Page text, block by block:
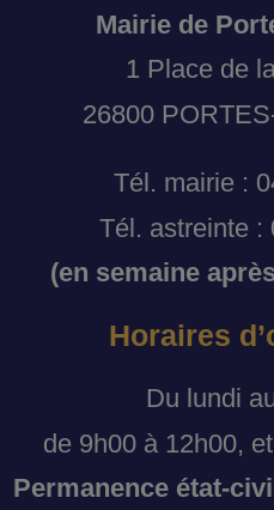
Mairie de
1 Place de
26800
Tél. mairie :
Tél. astreinte :
(en semaine
Horaires
Du lundi
de 9h00 à 12h00,
Permanence état-